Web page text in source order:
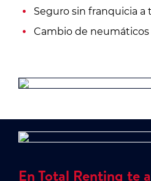
Seguro sin franquicia a
Cambio de
En Total Renting te